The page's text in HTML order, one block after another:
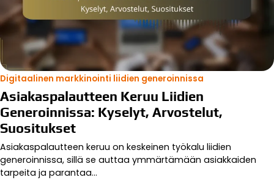
Digitaalinen markkinointi liidien generoinnissa
Asiakaspalautteen Keruu Liidien
Generoinnissa: Kyselyt, Arvostelut,
Suositukset
Asiakaspalautteen keruu on keskeinen työkalu liidien
generoinnissa, sillä se auttaa ymmärtämään asiakkaiden
tarpeita ja parantaa…